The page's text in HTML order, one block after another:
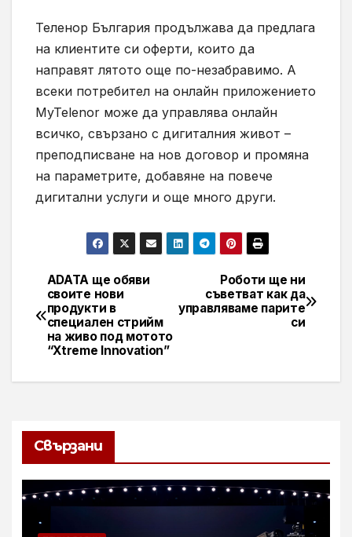
Теленор България продължава да предлага
на клиентите си оферти, които да
направят лятото още по-незабравимо. А
всеки потребител на онлайн приложението
MyTelenor може да управлява онлайн
всичко, свързано с дигиталния живот –
преподписване на нов договор и промяна
на параметрите, добавяне на повече
дигитални услуги и още много други.
Навигация
Роботи ще ни
съветват как да
управляваме парите
си
ADATA ще обяви
своите нови
продукти в
специален стрийм
на живо под мотото
“Xtreme Innovation”
Свързани